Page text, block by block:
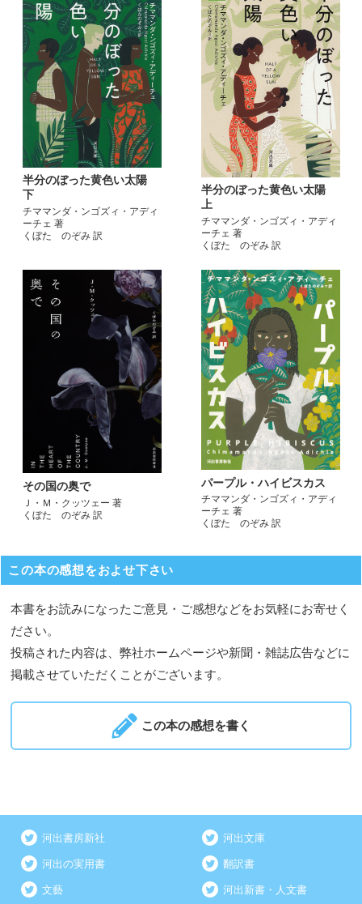
半分のぼった黄色い太陽
下
チママンダ・ンゴズィ・アディ
ーチェ 著
くぼた のぞみ 訳
半分のぼった黄色い太陽
上
チママンダ・ンゴズィ・アディ
ーチェ 著
くぼた のぞみ 訳
その国の奥で
Ｊ・Ｍ・クッツェー 著
くぼた のぞみ 訳
パープル・ハイビスカス
チママンダ・ンゴズィ・アディ
ーチェ 著
くぼた のぞみ 訳
この本の感想をおよせ下さい
本書をお読みになったご意見・ご感想などをお気軽にお寄せく
ださい。
投稿された内容は、弊社ホームページや新聞・雑誌広告などに
掲載させていただくことがございます。
この本の感想を書く
河出書房新社 河出文庫
河出の実用書 翻訳書
文藝 河出新書・人文書